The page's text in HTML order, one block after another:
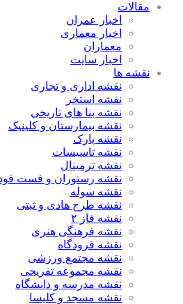
اخبار عمران
اخبار معماری
معماران
اخبار سایت
ها
نقشه اداری و تجاری
نقشه استخر
نقشه بنا های تاریخی
نقشه بیمارستان و کلینیک
نقشه پارک
نقشه تاسیسات
نقشه ترمینال
نقشه رستوران و فست فود
نقشه سوله
نقشه طرح هادی و ثبتی
نقشه فاز ۲
نقشه فرهنگی هنری
نقشه فرودگاه
نقشه مجتمع ورزشی
نقشه مجموعه تفریحی
نقشه مدرسه و دانشگاه
نقشه مسجد و کلیسا